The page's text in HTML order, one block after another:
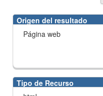
Origen del resultado
Página web
Tipo de Recurso